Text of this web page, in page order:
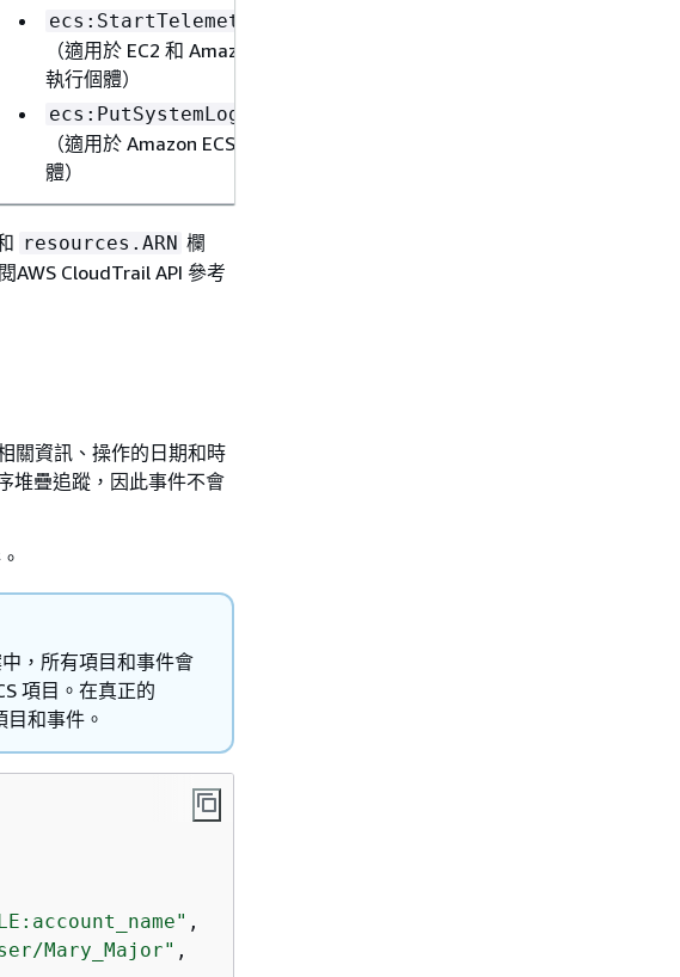
ecs:StartTelemetrySession
（適用於 EC2 和 Amazon ECS 受管
執行個體）
ecs:PutSystemLogEvents
（適用於 Amazon ECS 受管執行個
體）
resources.ARN 欄
AWS CloudTrail API 參考
關資訊、操作的日期和時
堆疊追蹤，因此事件不會
，所有項目和事件會
項目。在真正的
和事件。
,
Mary_Major" ,